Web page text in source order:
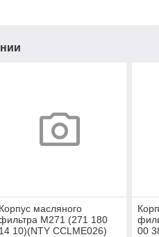
Корпус масляного
M271 (271 180
14 10)(NTY CCLME026)
00